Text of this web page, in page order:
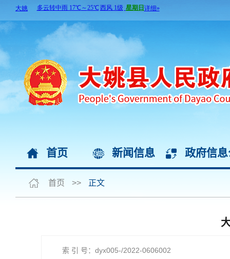
首页 新闻信息 政府信
首页 >> 正文
索 引 号：dyx005-/2022-0606002